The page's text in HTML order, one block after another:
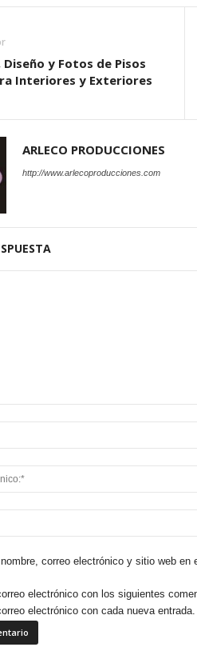
y Fotos de Pisos
Interiores y Exteriores
ARLECO PRODUCCIONES
http://www.arlecoproducciones.com
correo electrónico y sitio web
electrónico con los siguientes
electrónico con cada nueva entrada.